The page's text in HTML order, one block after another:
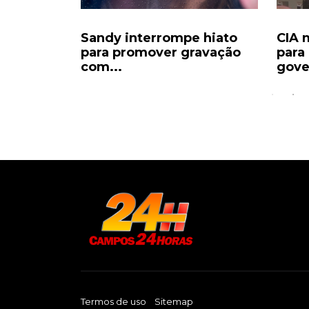
Sandy interrompe hiato
para promover gravação
com...
CIA
Termos de uso Sitemap